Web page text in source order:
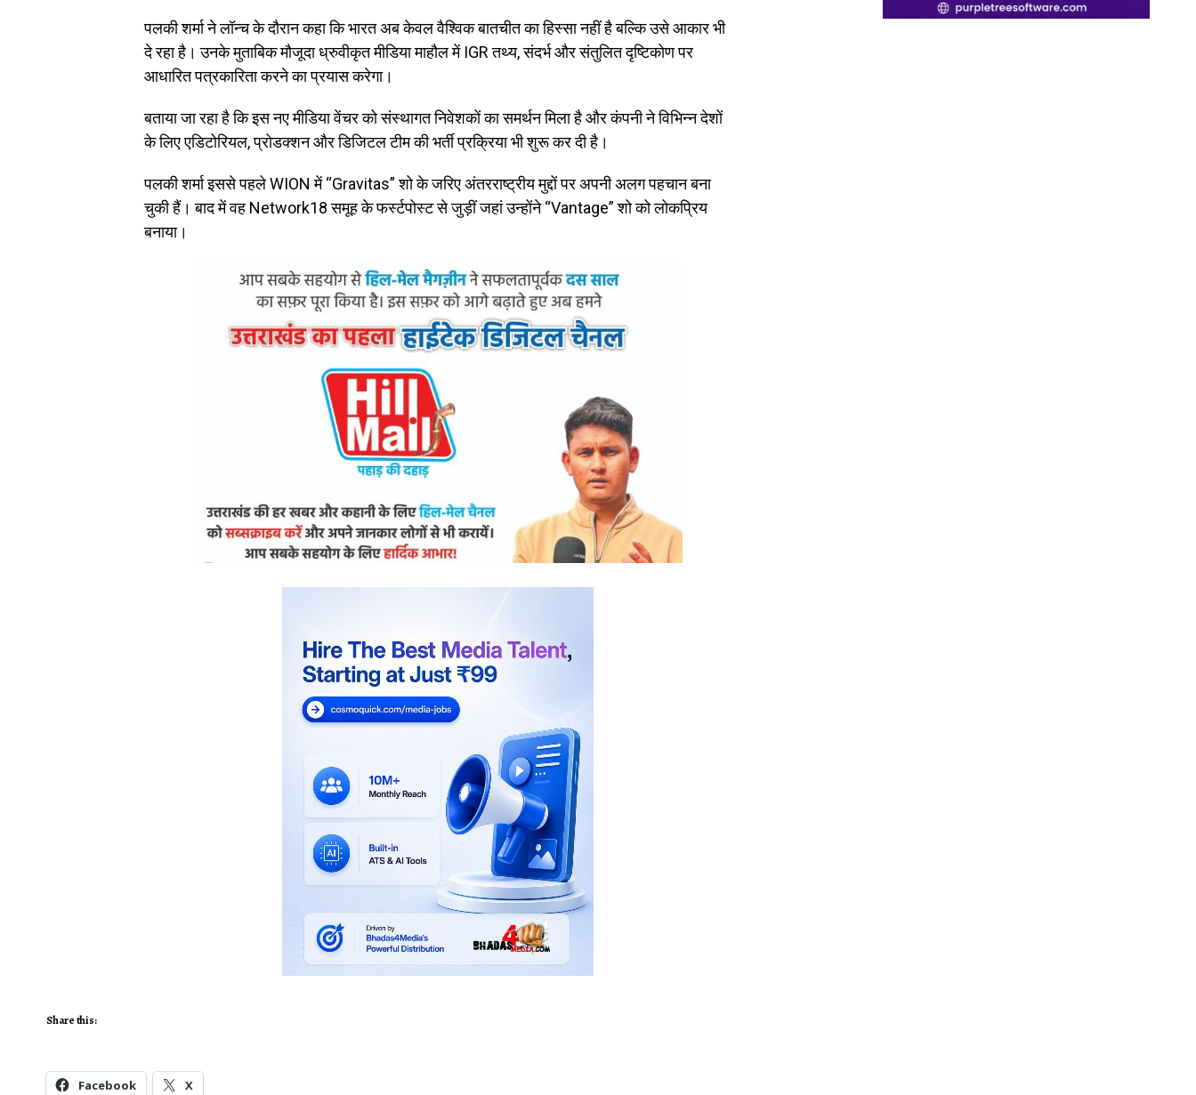
पलकी शर्मा ने लॉन्च के दौरान कहा कि भारत अब केवल वैश्विक बातचीत का हिस्सा नहीं है बल्कि उसे आकार भी
दे रहा है। उनके मुताबिक मौजूदा ध्रुवीकृत मीडिया माहौल में IGR तथ्य, संदर्भ और संतुलित दृष्टिकोण पर
आधारित पत्रकारिता करने का प्रयास करेगा।
बताया जा रहा है कि इस नए मीडिया वेंचर को संस्थागत निवेशकों का समर्थन मिला है और कंपनी ने विभिन्न देशों
के लिए एडिटोरियल, प्रोडक्शन और डिजिटल टीम की भर्ती प्रक्रिया भी शुरू कर दी है।
पलकी शर्मा इससे पहले WION में “Gravitas” शो के जरिए अंतरराष्ट्रीय मुद्दों पर अपनी अलग पहचान बना
चुकी हैं। बाद में वह Network18 समूह के फर्स्टपोस्ट से जुड़ीं जहां उन्होंने “Vantage” शो को लोकप्रिय
बनाया।
Share this:
Facebook X